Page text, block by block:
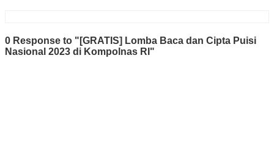
0 Response to "[GRATIS] Lomba Baca dan Cipta Puisi
Nasional 2023 di Kompolnas RI"